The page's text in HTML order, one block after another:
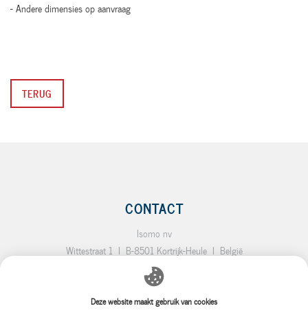
- Andere dimensies op aanvraag
TERUG
CONTACT
Isomo nv
Wittestraat 1I B-8501 Kortrijk-HeuleI België
+32 (0)56 35 92 10
Deze website maakt gebruik van cookies